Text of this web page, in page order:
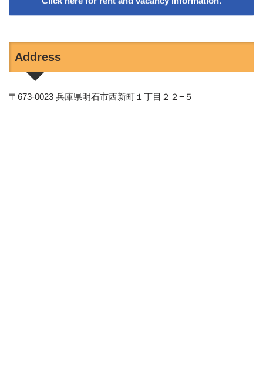
Click here for rent and vacancy information
Address
〒673-0023 兵庫県明石市西新町１丁目２２−５